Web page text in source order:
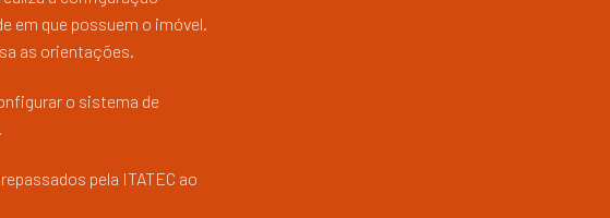
em que possuem o imóvel.
as orientações.
o sistema de
pela ITATEC ao